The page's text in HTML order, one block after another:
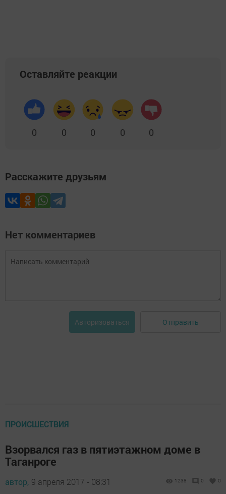
Оставляйте реакции
0 0 0 0 0
Расскажите друзьям
Нет комментариев
Авторизоваться Отправить
ПРОИСШЕСТВИЯ
Взорвался газ в пятиэтажном доме в
Таганроге
автор, 9 апреля 2017 - 08:31 1238 0 0